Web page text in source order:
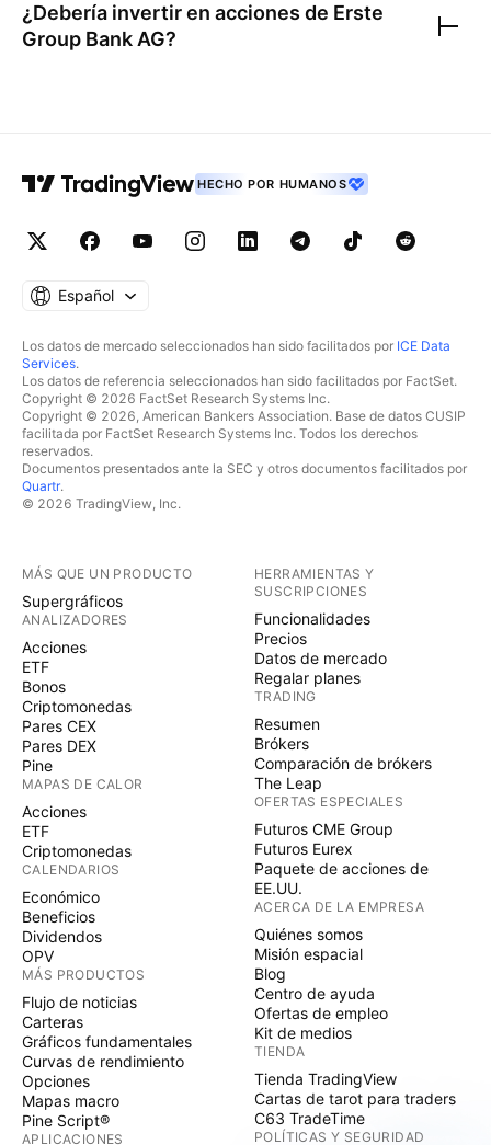
¿Debería invertir en acciones de Erste
Group Bank AG?
HECHO POR HUMANOS
Español
Los datos de mercado seleccionados han sido facilitados por ICE Data
Services.
Los datos de referencia seleccionados han sido facilitados por FactSet.
Copyright © 2026 FactSet Research Systems Inc.
Copyright © 2026, American Bankers Association. Base de datos CUSIP
facilitada por FactSet Research Systems Inc. Todos los derechos
reservados.
Documentos presentados ante la SEC y otros documentos facilitados por
Quartr.
© 2026 TradingView, Inc.
MÁS QUE UN PRODUCTO
Supergráficos
ANALIZADORES
Acciones
ETF
Bonos
Criptomonedas
Pares CEX
Pares DEX
Pine
MAPAS DE CALOR
Acciones
ETF
Criptomonedas
CALENDARIOS
Económico
Beneficios
Dividendos
OPV
MÁS PRODUCTOS
Flujo de noticias
Carteras
Gráficos fundamentales
Curvas de rendimiento
Opciones
Mapas macro
Pine Script®
APLICACIONES
HERRAMIENTAS Y
SUSCRIPCIONES
Funcionalidades
Precios
Datos de mercado
Regalar planes
TRADING
Resumen
Brókers
Comparación de brókers
The Leap
OFERTAS ESPECIALES
Futuros CME Group
Futuros Eurex
Paquete de acciones de
EE.UU.
ACERCA DE LA EMPRESA
Quiénes somos
Misión espacial
Blog
Centro de ayuda
Ofertas de empleo
Kit de medios
TIENDA
Tienda TradingView
Cartas de tarot para traders
C63 TradeTime
POLÍTICAS Y SEGURIDAD